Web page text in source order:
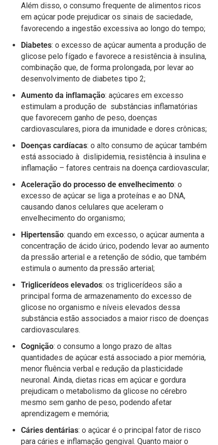
Além disso, o consumo frequente de alimentos ricos
em açúcar pode prejudicar os sinais de saciedade,
favorecendo a ingestão excessiva ao longo do tempo;
Diabetes: o excesso de açúcar aumenta a produção de
glicose pelo fígado e favorece a resistência à insulina,
combinação que, de forma prolongada, por levar ao
desenvolvimento de diabetes tipo 2;
Aumento da inflamação: açúcares em excesso
estimulam a produção de substâncias inflamatórias
que favorecem ganho de peso, doenças
cardiovasculares, piora da imunidade e dores crônicas;
Doenças cardíacas: o alto consumo de açúcar também
está associado à dislipidemia, resistência à insulina e
inflamação – fatores centrais na doença cardiovascular;
Aceleração do processo de envelhecimento: o
excesso de açúcar se liga a proteínas e ao DNA,
causando danos celulares que aceleram o
envelhecimento do organismo;
Hipertensão: quando em excesso, o açúcar aumenta a
concentração de ácido úrico, podendo levar ao aumento
da pressão arterial e a retenção de sódio, que também
estimula o aumento da pressão arterial;
Triglicerídeos elevados: os triglicerídeos são a
principal forma de armazenamento do excesso de
glicose no organismo e níveis elevados dessa
substância estão associados a maior risco de doenças
cardiovasculares.
Cognição: o consumo a longo prazo de altas
quantidades de açúcar está associado a pior memória,
menor fluência verbal e redução da plasticidade
neuronal. Ainda, dietas ricas em açúcar e gordura
prejudicam o metabolismo da glicose no cérebro
mesmo sem ganho de peso, podendo afetar
aprendizagem e memória;
Cáries dentárias: o açúcar é o principal fator de risco
para cáries e inflamação gengival. Quanto maior o